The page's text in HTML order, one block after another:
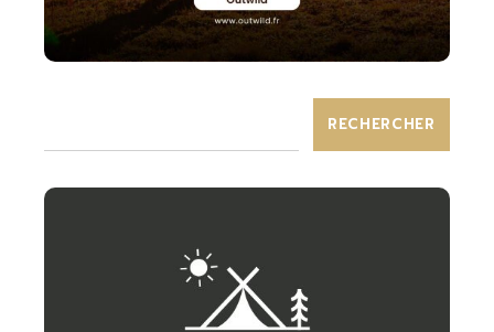
RECHERCHER